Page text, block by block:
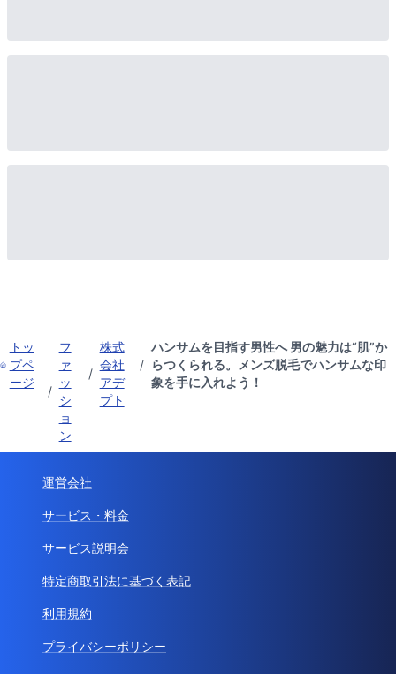
トッ
プペ
ージ
/
フ
ァ
ッ
シ
ョ
ン
/
株式
会社
アデ
プト
/
ハンサムを目指す男性へ 男の魅力は“肌”か
らつくられる。メンズ脱毛でハンサムな印
象を手に入れよう！
運営会社
サービス・料金
サービス説明会
特定商取引法に基づく表記
利用規約
プライバシーポリシー